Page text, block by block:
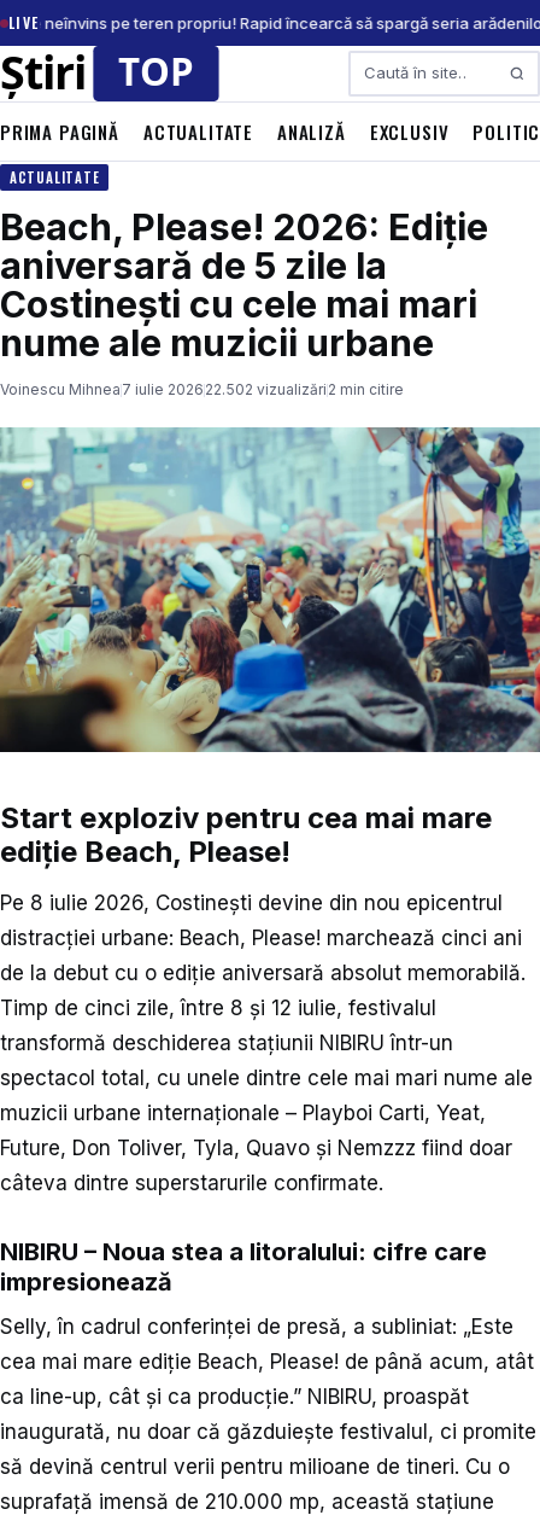
LIVE
de neînvins pe teren propriu! Rapid încearcă să spargă seria
Caută
PRIMA PAGINĂ ACTUALITATE ANALIZĂ EXCLUSIV
ACTUALITATE
Beach, Please! 2026: Ediție
aniversară de 5 zile la
Costinești cu cele mai mari
nume ale muzicii urbane
Voinescu Mihnea 7 iulie 2026 22.502 vizualizări 2 min citire
Start exploziv pentru cea mai mare
ediție Beach, Please!
Pe 8 iulie 2026, Costinești devine din nou epicentrul
distracției urbane: Beach, Please! marchează cinci ani
de la debut cu o ediție aniversară absolut memorabilă.
Timp de cinci zile, între 8 și 12 iulie, festivalul
transformă deschiderea stațiunii NIBIRU într-un
spectacol total, cu unele dintre cele mai mari nume ale
muzicii urbane internaționale – Playboi Carti, Yeat,
Future, Don Toliver, Tyla, Quavo și Nemzzz fiind doar
câteva dintre superstarurile confirmate.
NIBIRU – Noua stea a litoralului: cifre care
impresionează
Selly, în cadrul conferinței de presă, a subliniat: „Este
cea mai mare ediție Beach, Please! de până acum, atât
ca line-up, cât și ca producție.” NIBIRU, proaspăt
inaugurată, nu doar că găzduiește festivalul, ci promite
să devină centrul verii pentru milioane de tineri. Cu o
suprafață imensă de 210.000 mp, această stațiune